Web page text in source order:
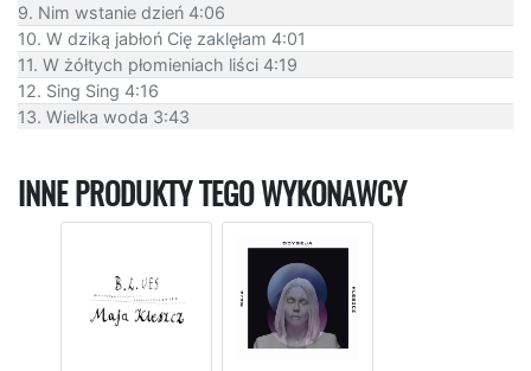
9. Nim wstanie dzień 4:06
10. W dziką jabłoń Cię zaklęłam 4:01
11. W żółtych płomieniach liści 4:19
12. Sing Sing 4:16
13. Wielka woda 3:43
INNE PRODUKTY TEGO WYKONAWCY